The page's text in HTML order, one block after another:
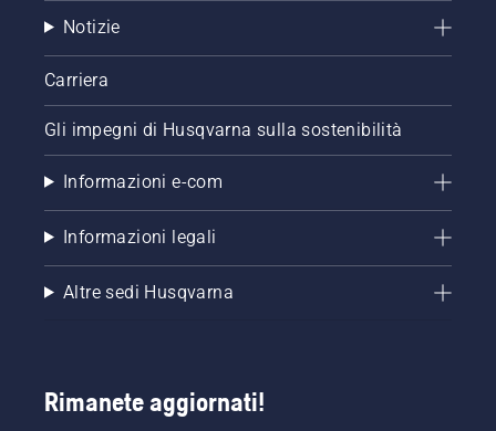
Notizie
Carriera
Gli impegni di Husqvarna sulla sostenibilità
Informazioni e-com
Informazioni legali
Altre sedi Husqvarna
Rimanete aggiornati!